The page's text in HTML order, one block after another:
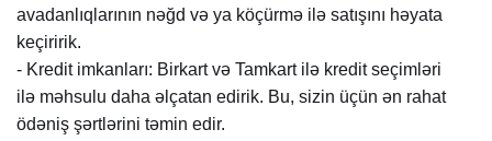
avadanlıqlarının nəğd və ya köçürmə ilə satışını həyata
keçiririk.
- Kredit imkanları: Birkart və Tamkart ilə kredit seçimləri
ilə məhsulu daha əlçatan edirik. Bu, sizin üçün ən rahat
ödəniş şərtlərini təmin edir.